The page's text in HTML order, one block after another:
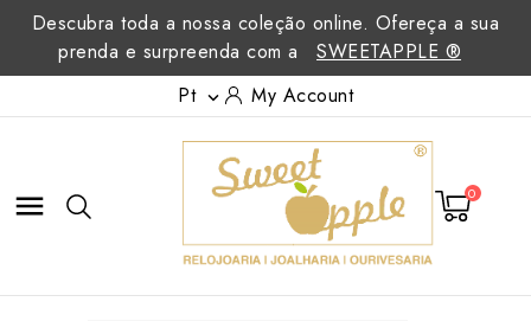
Descubra toda a nossa coleção online. Ofereça a sua
prenda e surpreenda com a
SWEETAPPLE ®
Pt  My Account
 0